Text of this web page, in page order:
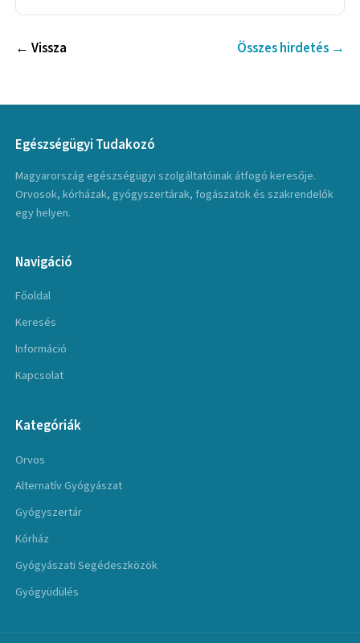
← Vissza Összes hirdetés →
Egészségügyi Tudakozó
Magyarország egészségügyi szolgáltatóinak átfogó keresője.
Orvosok, kórházak, gyógyszertárak, fogászatok és szakrendelők
egy helyen.
Navigáció
Főoldal
Keresés
Információ
Kapcsolat
Kategóriák
Orvos
Alternatív Gyógyászat
Gyógyszertár
Kórház
Gyógyászati Segédeszközök
Gyógyüdülés